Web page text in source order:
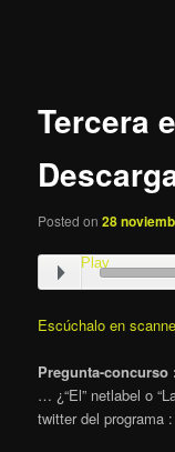
principal
Tercera
Posted on28
Play
Escúchalo en
Pregunta-concurso :
… ¿“El” netlabel o
twitter del programa :